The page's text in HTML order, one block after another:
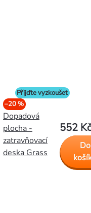
Přijďte vyzkoušet
–20 %
Dopadová
plocha -
zatravňovací
deska Grass
552 Kč
Do